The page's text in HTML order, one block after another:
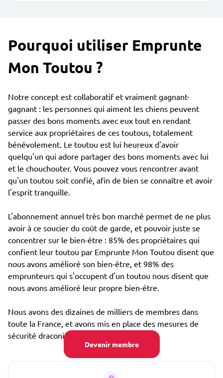
Devenir membre
Pourquoi utiliser Emprunte
Mon Toutou ?
Notre concept est collaboratif et vraiment gagnant-
gagnant : les personnes qui aiment les chiens peuvent
passer des bons moments avec eux tout en rendant
service aux propriétaires de ces toutous, totalement
bénévolement. Le toutou est lui heureux d'avoir
quelqu'un qui adore partager des bons moments avec lui
et le chouchouter. Vous pouvez vous rencontrer avant
qu'un toutou soit confié, afin de bien se connaître et avoir
l'esprit tranquille.
L'abonnement annuel très bon marché permet de ne plus
avoir à ce soucier du coût de garde, et pouvoir juste se
concentrer sur le bien-être : 85% des propriétaires qui
confient leur toutou par Emprunte Mon Toutou disent que
nous avons amélioré son bien-être, et 98% des
emprunteurs qui s'occupent d'un toutou nous disent que
nous avons amélioré leur propre bien-être.
Nous avons des dizaines de milliers de membres dans
toute la France, et avons mis en place des mesures de
sécurité draconiennes, notamment :